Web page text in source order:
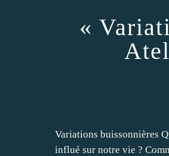
«
Variations buissonnières
influé sur notre vie ?